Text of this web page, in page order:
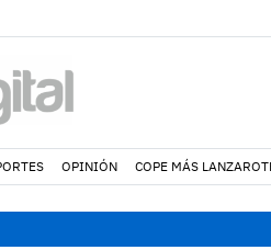
OPINIÓN COPE MÁS